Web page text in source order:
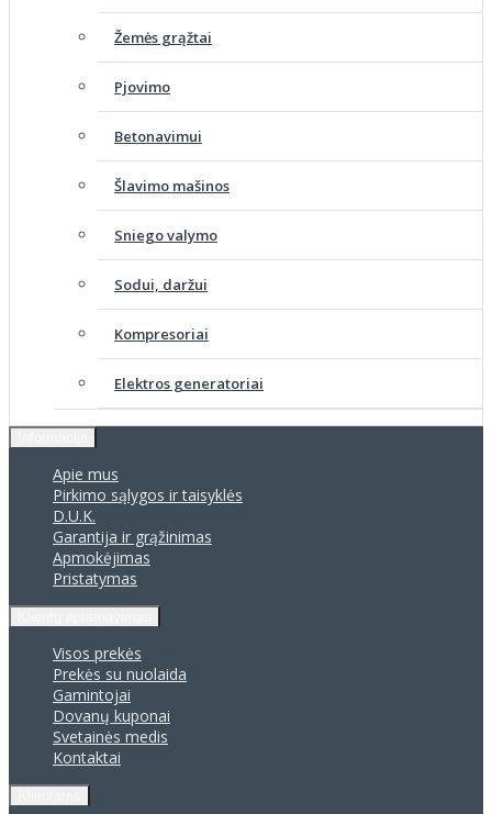
Žemės grąžtai
Pjovimo
Betonavimui
Šlavimo mašinos
Sniego valymo
Sodui, daržui
Kompresoriai
Elektros generatoriai
Apie mus
Pirkimo sąlygos ir taisyklės
D.U.K.
Garantija ir grąžinimas
Apmokėjimas
Pristatymas
Visos prekės
Prekės su nuolaida
Gamintojai
Dovanų kuponai
Svetainės medis
Kontaktai